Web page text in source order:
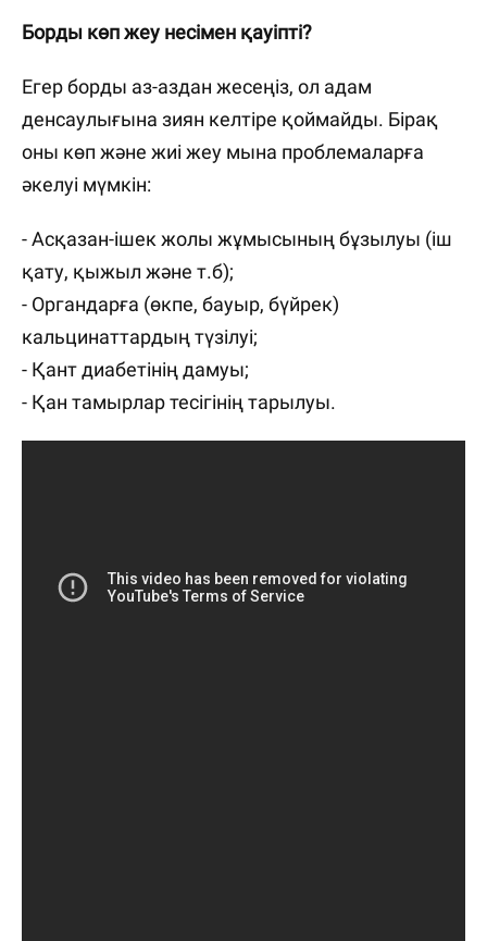
Борды көп жеу несімен қауіпті?
Егер борды аз-аздан жесеңіз, ол адам
денсаулығына зиян келтіре қоймайды. Бірақ
оны көп және жиі жеу мына проблемаларға
әкелуі мүмкін:
- Асқазан-ішек жолы жұмысының бұзылуы (іш
қату, қыжыл және т.б);
- Органдарға (өкпе, бауыр, бүйрек)
кальцинаттардың түзілуі;
- Қант диабетінің дамуы;
- Қан тамырлар тесігінің тарылуы.